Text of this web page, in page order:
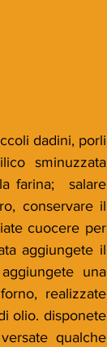
dadini, porli
sminuzzata
farina;  salare
conservare il
cuocere per
aggiungete il
una
realizzate
olio. disponete
qualche